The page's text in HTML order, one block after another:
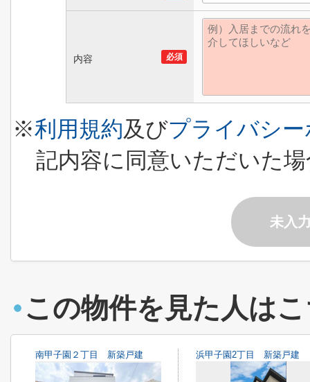
内容 必須
※利用規約及びプライバシ
記内容に同意いただいた
未入
この物件を見た人は
南甲子園２丁目 新築戸建 浜甲子園2丁目 新築戸建